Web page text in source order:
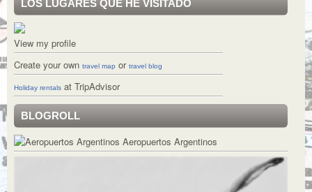
LOS LUGARES QUE HE VISITADO
View my profile
Create your own travel map or travel blog
Holiday rentals at TripAdvisor
BLOGROLL
Aeropuertos Argentinos